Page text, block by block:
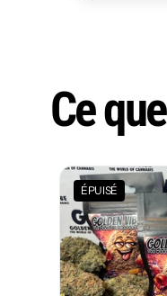
Ce
ÉPUISÉ